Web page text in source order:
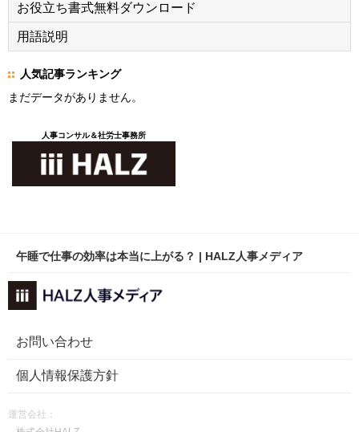
お役立ち書式無料ダウンロード
用語説明
人気記事ランキング
まだデータがありません。
人事コンサル＆社労士事務所
午睡で仕事の効率は本当に上がる？ | HALZ人事メディア
お問い合わせ
個人情報保護方針
運営会社：